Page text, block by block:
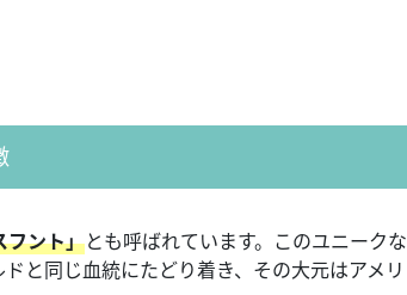
フント」とも呼ばれています。このユニークな
と同じ血統にたどり着き、その大元はアメリ